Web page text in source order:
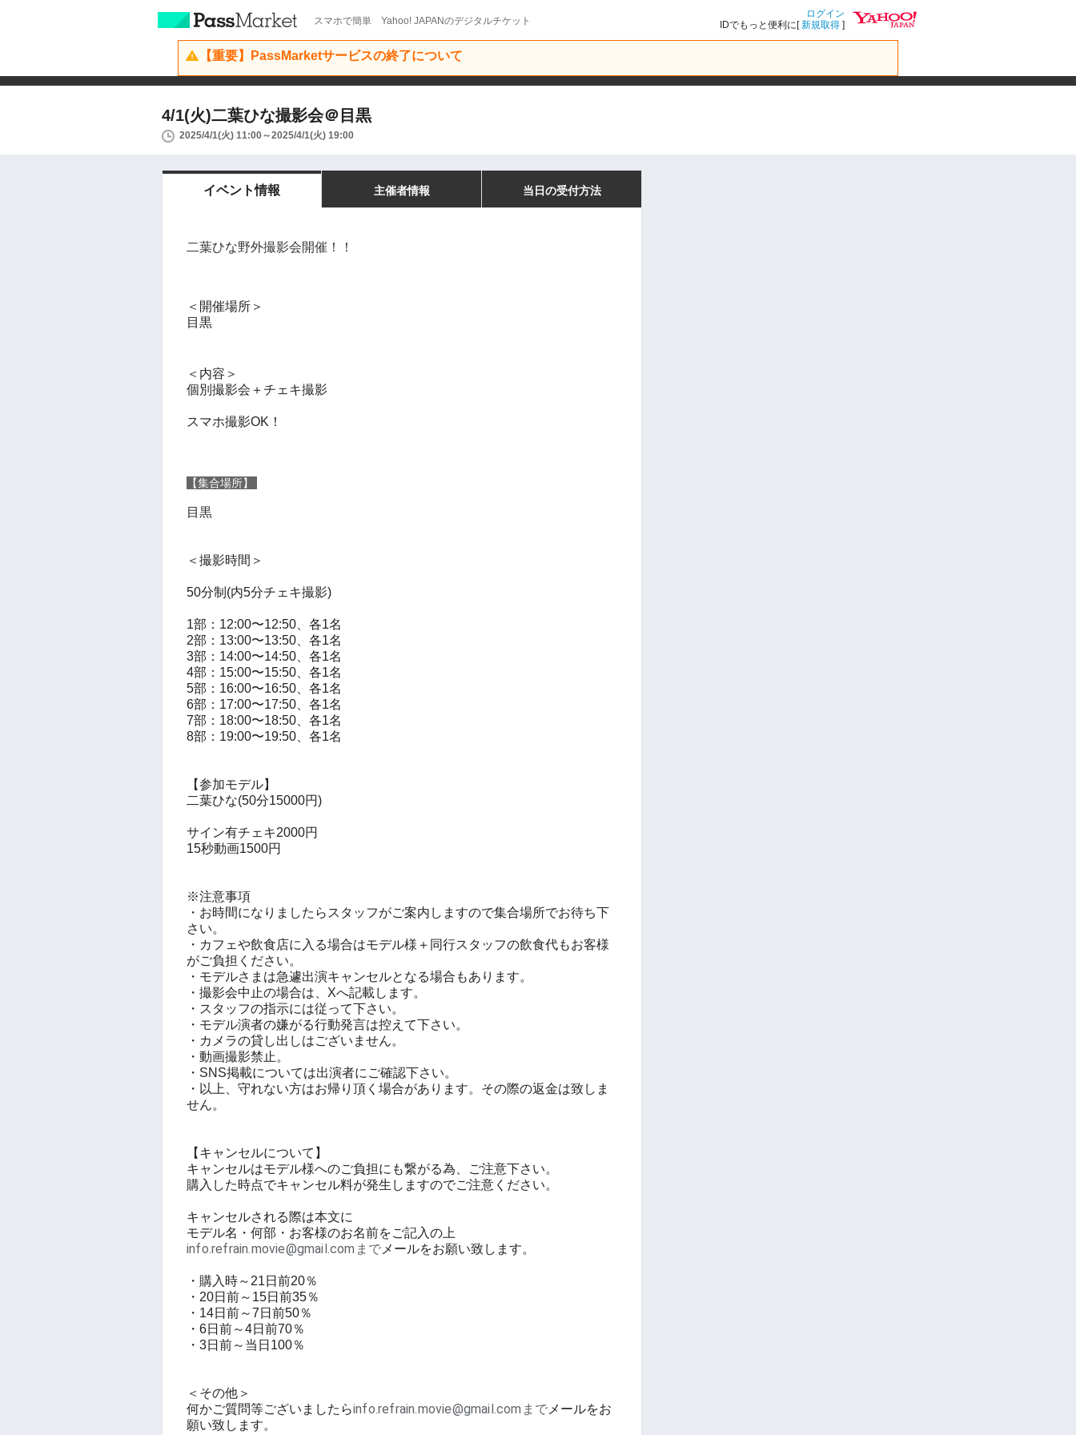
スマホで簡単 Yahoo! JAPANのデジタルチケット
ログイン
IDでもっと便利に[新規取得 ]
【重要】PassMarketサービスの終了について
4/1(火)二葉ひな撮影会＠目黒
2025/4/1(火) 11:00～2025/4/1(火) 19:00
イベント情報 主催者情報 当日の受付方法
二葉ひな野外撮影会開催！！
＜開催場所＞
目黒
＜内容＞
個別撮影会＋チェキ撮影
スマホ撮影OK！
【集合場所】
目黒
＜撮影時間 ＞
50分制(内5分チェキ撮影)
1部：12:00〜12:50、各1名
2部：13:00〜13:50、各1名
3部：14:00〜14:50、各1名
4部：15:00〜15:50、各1名
5部：16:00〜16:50、各1名
6部：17:00〜17:50、各1名
7部：18:00〜18:50、各1名
8部：19:00〜19:50、各1名
【参加モデル】
二葉ひな(50分15000円)
サイン有チェキ2000円
15秒動画1500円
※注意事項
・お時間になりましたらスタッフがご案内しますので集合場所でお待ち下
さい。
・カフェや飲食店に入る場合はモデル様＋同行スタッフの飲食代もお客様
がご負担ください。
・モデルさまは急遽出演キャンセルとなる場合もあります。
・撮影会中止の場合は、Xへ記載します。
・スタッフの指示には従って下さい。
・モデル演者の嫌がる行動発言は控えて下さい。
・カメラの貸し出しはございません。
・動画撮影禁止。
・SNS掲載については出演者にご確認下さい。
・以上、守れない方はお帰り頂く場合があります。その際の返金は致しま
せん。
【キャンセルについて】
キャンセルはモデル様へのご負担にも繋がる為、ご注意下さい。
購入した時点でキャンセル料が発生しますのでご注意ください。
キャンセルされる際は本文に
モデル名・何部・お客様のお名前をご記入の上
info.refrain.movie@gmail.comまで メールをお願い致します。
・購入時～21日前20％
・20日前～15日前35％
・14日前～7日前50％
・6日前～4日前70％
・3日前～当日100％
＜その他＞
何かご質問等ございましたらinfo.refrain.movie@gmail.comまで メールをお
願い致します。